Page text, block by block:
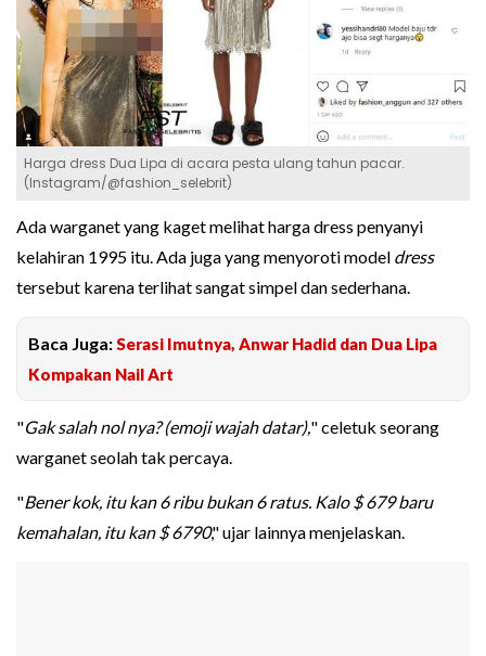
Harga dress Dua Lipa di acara pesta ulang tahun pacar.
(Instagram/@fashion_selebrit)
Ada warganet yang kaget melihat harga dress penyanyi
kelahiran 1995 itu. Ada juga yang menyoroti model dress
tersebut karena terlihat sangat simpel dan sederhana.
Baca Juga:Serasi Imutnya, Anwar Hadid dan Dua Lipa
Kompakan Nail Art
"Gak salah nol nya? (emoji wajah datar)," celetuk seorang
warganet seolah tak percaya.
"Bener kok, itu kan 6 ribu bukan 6 ratus. Kalo $ 679 baru
kemahalan, itu kan $ 6790," ujar lainnya menjelaskan.